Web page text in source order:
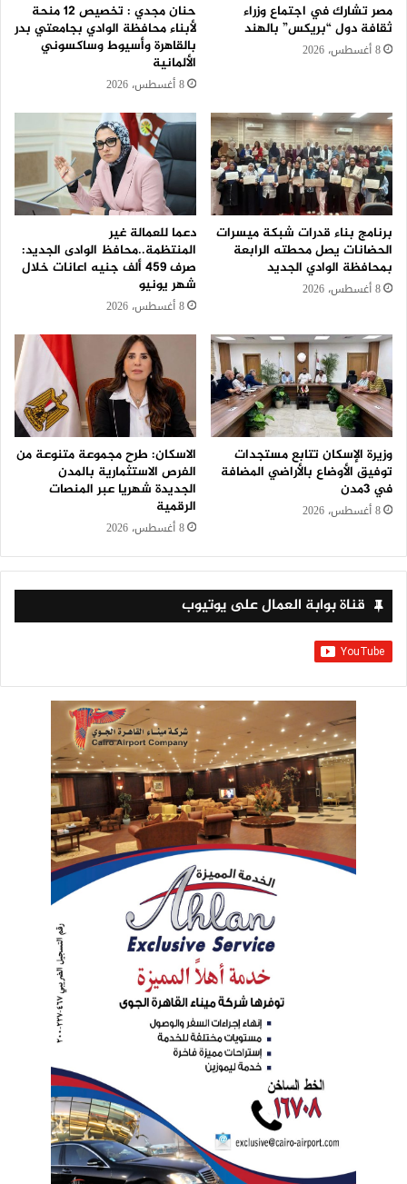
مصر تشارك في اجتماع وزراء
ثقافة دول “بريكس” بالهند
8 أغسطس، 2026
حنان مجدي : تخصيص 12 منحة
لأبناء محافظة الوادي بجامعتي بدر
بالقاهرة وأسيوط وساكسوني
الألمانية
8 أغسطس، 2026
برنامج بناء قدرات شبكة ميسرات
الحضانات يصل محطته الرابعة
بمحافظة الوادي الجديد
8 أغسطس، 2026
دعما للعمالة غير
المنتظمة..محافظ الوادى الجديد:
صرف 459 ألف جنيه اعانات خلال
شهر يونيو
8 أغسطس، 2026
وزيرة الإسكان تتابع مستجدات
توفيق الأوضاع بالأراضي المضافة
في 3مدن
8 أغسطس، 2026
الاسكان: طرح مجموعة متنوعة من
الفرص الاستثمارية بالمدن
الجديدة شهريا عبر المنصات
الرقمية
8 أغسطس، 2026
قناة بوابة العمال على يوتيوب